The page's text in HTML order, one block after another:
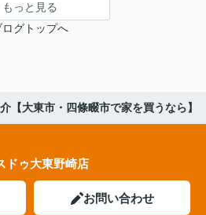
もっと見る
ログトップへ
【大東市・四條畷市で家を買うなら】
ドゥ大東野崎店
お問い合わせ